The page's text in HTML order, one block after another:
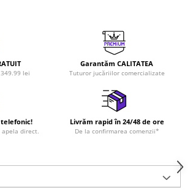
lei
Garantăm CALITATEA
Tuturor jucăriilor comercializate
apela direct.
Livrăm rapid în 24/48 de ore
De la confirmarea comenzii*